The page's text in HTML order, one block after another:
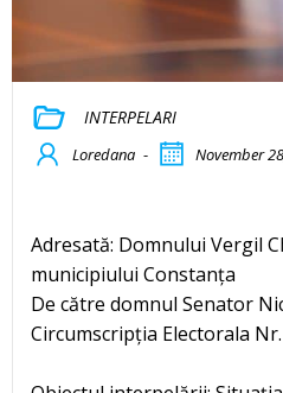
INTERPELARI
Loredana - November
Adresată: Domnului Vergil
municipiului Constanța
De către domnul Senator
Circumscripția Electorala